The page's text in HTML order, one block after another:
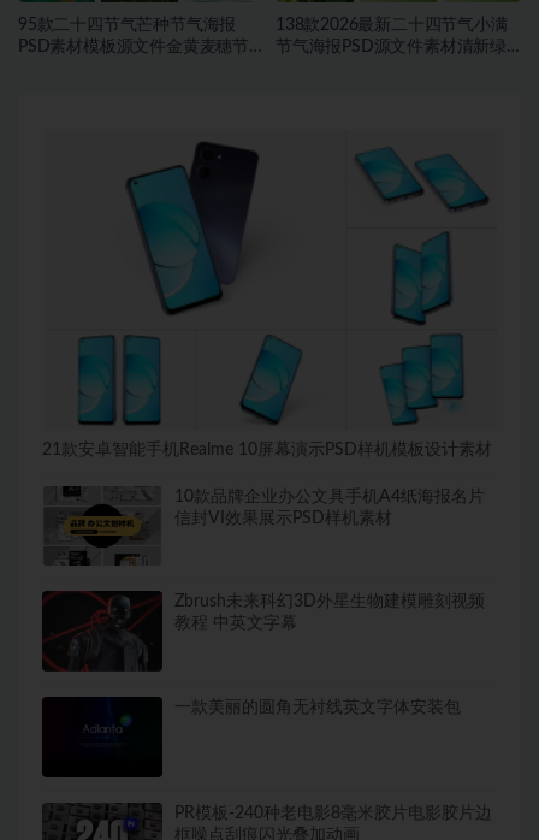
95款二十四节气芒种节气海报
PSD素材模板源文件金黄麦穗节
138款2026最新二十四节气小满
节气海报PSD源文件素材清新绿
21款安卓智能手机Realme 10屏幕演示PSD样机模板设计素材
10款品牌企业办公文具手机A4纸海报名片
信封VI效果展示PSD样机素材
Zbrush未来科幻3D外星生物建模雕刻视频
教程 中英文字幕
一款美丽的圆角无衬线英文字体安装包
PR模板-240种老电影8毫米胶片电影胶片边
框噪点刮痕闪光叠加动画